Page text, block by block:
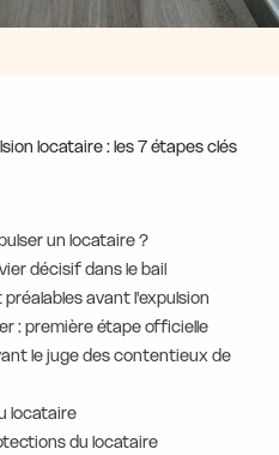
locataire : les 7 étapes clés
un locataire ?
décisif dans le bail
avant l'expulsion
: première étape officielle
le juge des contentieux de
locataire
du locataire